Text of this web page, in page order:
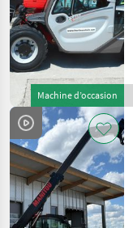
Machine d’occasion